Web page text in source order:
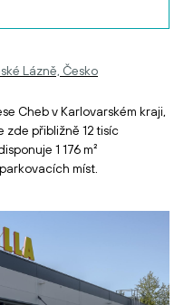
Lázně, Česko
Cheb v Karlovarském kraji,
zde přibližně 12 tisíc
1 176 m²
míst.